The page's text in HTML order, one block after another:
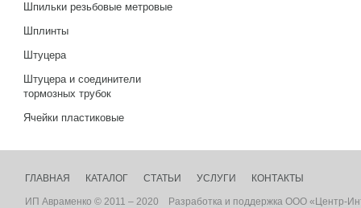
Шпильки резьбовые метровые
Шплинты
Штуцера
Штуцера и соединители
тормозных трубок
Ячейки пластиковые
ГЛАВНАЯ КАТАЛОГ СТАТЬИ УСЛУГИ КОНТАКТЫ
ИП Авраменко © 2011 – 2020 Разработка и поддержка ООО «Центр-